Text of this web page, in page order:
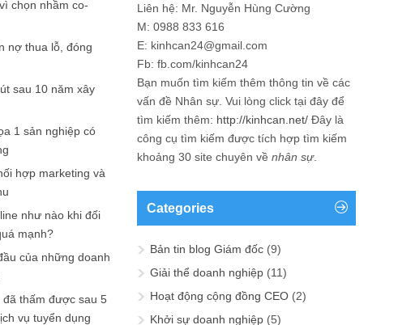
chọn nhầm co-
nợ thua lỗ, đóng
sau 10 năm xây
1 sản nghiệp có
hợp marketing và
như nào khi đối
mạnh?
của những doanh
đã thấm được sau 5
vụ tuyển dụng
Liên hệ: Mr. Nguyễn Hùng Cường
M: 0988 833 616
E: kinhcan24@gmail.com
Fb: fb.com/kinhcan24
Bạn muốn tìm kiếm thêm thông tin về các
vấn đề Nhân sự . Vui lòng click tại đây để
tìm kiếm thêm: http://kinhcan.net/ Đây là
công cụ tìm kiếm được tích hợp tìm kiếm
khoảng 30 site chuyên về nhân sự.
Categories
Bản tin blog Giám đốc (9)
Giải thể doanh nghiệp (11)
Hoạt động cộng đồng CEO (2)
Khởi sự doanh nghiệp (5)